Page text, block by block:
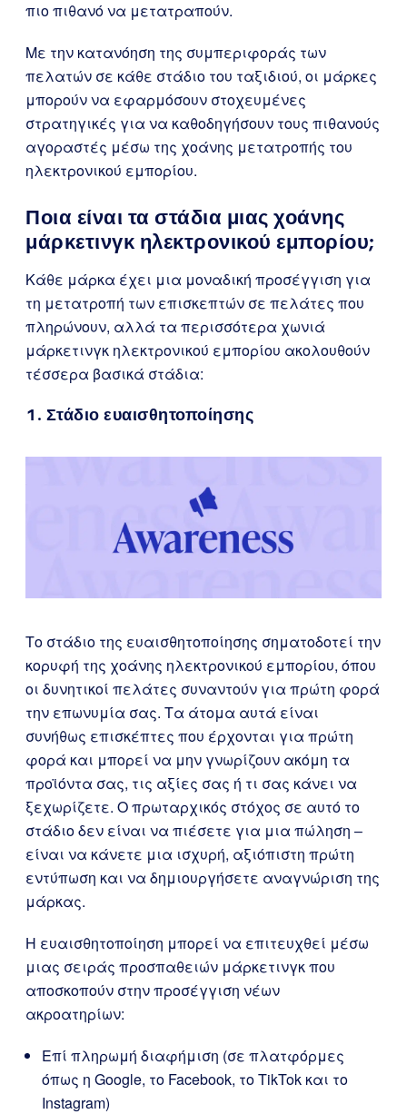
πιο πιθανό να μετατραπούν.
Με την κατανόηση της συμπεριφοράς των
πελατών σε κάθε στάδιο του ταξιδιού, οι μάρκες
μπορούν να εφαρμόσουν στοχευμένες
στρατηγικές για να καθοδηγήσουν τους πιθανούς
αγοραστές μέσω της χοάνης μετατροπής του
ηλεκτρονικού εμπορίου.
Ποια είναι τα στάδια μιας χοάνης
μάρκετινγκ ηλεκτρονικού εμπορίου;
Κάθε μάρκα έχει μια μοναδική προσέγγιση για
τη μετατροπή των επισκεπτών σε πελάτες που
πληρώνουν, αλλά τα περισσότερα χωνιά
μάρκετινγκ ηλεκτρονικού εμπορίου ακολουθούν
τέσσερα βασικά στάδια:
1. Στάδιο ευαισθητοποίησης
Το στάδιο της ευαισθητοποίησης σηματοδοτεί την
κορυφή της χοάνης ηλεκτρονικού εμπορίου, όπου
οι δυνητικοί πελάτες συναντούν για πρώτη φορά
την επωνυμία σας. Τα άτομα αυτά είναι
συνήθως επισκέπτες που έρχονται για πρώτη
φορά και μπορεί να μην γνωρίζουν ακόμη τα
προϊόντα σας, τις αξίες σας ή τι σας κάνει να
ξεχωρίζετε. Ο πρωταρχικός στόχος σε αυτό το
στάδιο δεν είναι να πιέσετε για μια πώληση –
είναι να κάνετε μια ισχυρή, αξιόπιστη πρώτη
εντύπωση και να δημιουργήσετε αναγνώριση της
μάρκας.
Η ευαισθητοποίηση μπορεί να επιτευχθεί μέσω
μιας σειράς προσπαθειών μάρκετινγκ που
αποσκοπούν στην προσέγγιση νέων
ακροατηρίων:
Επί πληρωμή διαφήμιση (σε πλατφόρμες
όπως η Google, το Facebook, το TikTok και το
Instagram)